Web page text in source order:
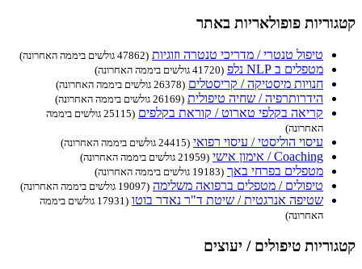
קטגוריות פופולאריות באתר
טיפול טנטרי / מדריכי טנטרה וזוגיות (47862 גולשים ביממה האחרונה)
מטפלים ב NLP נלפ (41720 גולשים ביממה האחרונה)
חנויות מיסטיקה / קריסטלים (26378 גולשים ביממה האחרונה)
הידרותרפיה / שחיה טיפולית (26169 גולשים ביממה האחרונה)
קריאה בקלפי טארוט / קוראת בקלפים
(25115 גולשים ביממה
האחרונה)
עיסוי הוליסטי / עיסוי רפואי (24415 גולשים ביממה האחרונה)
Coaching / אימון אישי (21959 גולשים ביממה האחרונה)
מטפלים בפרחי באך (19183 גולשים ביממה האחרונה)
טיפולים / מטפלים ברפואה משלימה (19097 גולשים ביממה האחרונה)
שטיפה אנרגטית / שיטת ד"ר נאדר בוטו
(17931 גולשים ביממה
האחרונה)
קטגוריות טיפולים / יעוצים